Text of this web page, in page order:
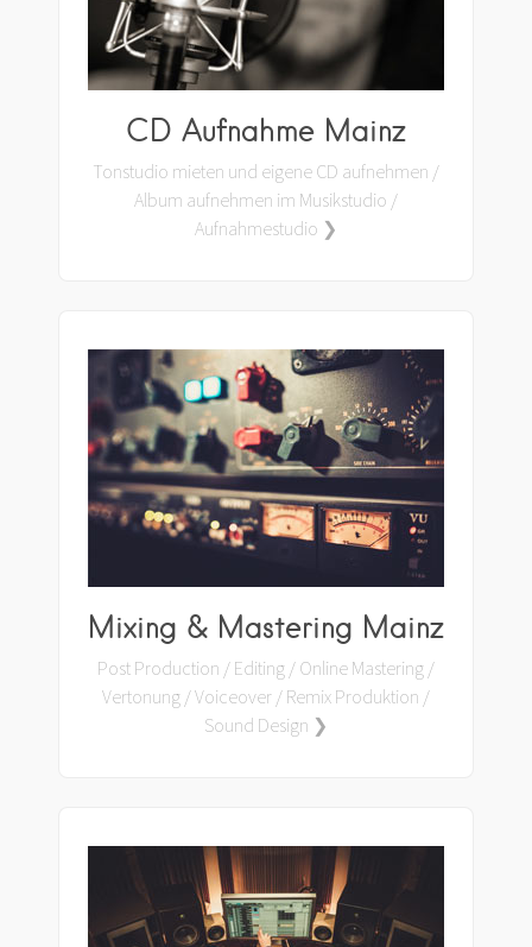
CD Aufnahme Mainz
Tonstudio mieten und eigene CD aufnehmen /
Album aufnehmen im Musikstudio /
Aufnahmestudio ❯
Mixing & Mastering Mainz
Post Production / Editing / Online Mastering /
Vertonung / Voiceover / Remix Produktion /
Sound Design ❯